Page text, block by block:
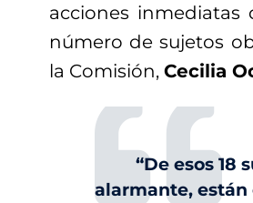
acciones
número de sujetos
la Comisión, Cecilia
“De esos 18
alarmante,